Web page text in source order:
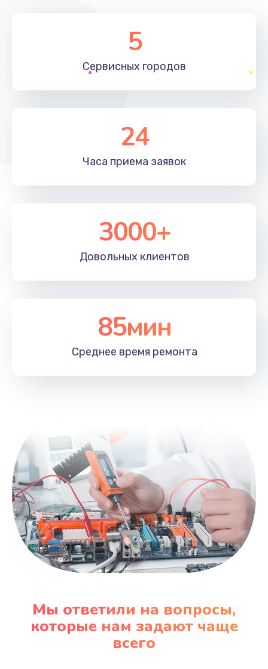
5
Сервисных городов
24
Часа приема заявок
3000+
Довольных клиентов
85мин
Среднее время ремонта
Мы ответили на вопросы,
которые нам задают чаще
всего